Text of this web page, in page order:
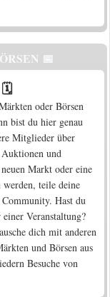
📅
🗓️
oder Börsen
bist du hier genau
Mitglieder über
Auktionen und
Markt oder eine
werden, teile deine
Hast du
Veranstaltung?
dich mit anderen
und Börsen aus
Besuche von